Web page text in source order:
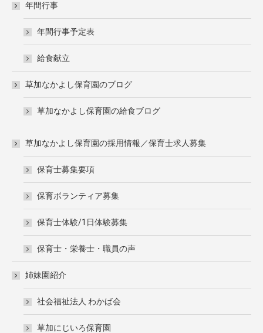
年間行事
年間行事予定表
給食献立
草加なかよし保育園のブログ
草加なかよし保育園の給食ブログ
草加なかよし保育園の採用情報／保育士求人募集
保育士募集要項
保育ボランティア募集
保育士体験/1日体験募集
保育士・栄養士・職員の声
姉妹園紹介
社会福祉法人 わかば会
草加にじいろ保育園